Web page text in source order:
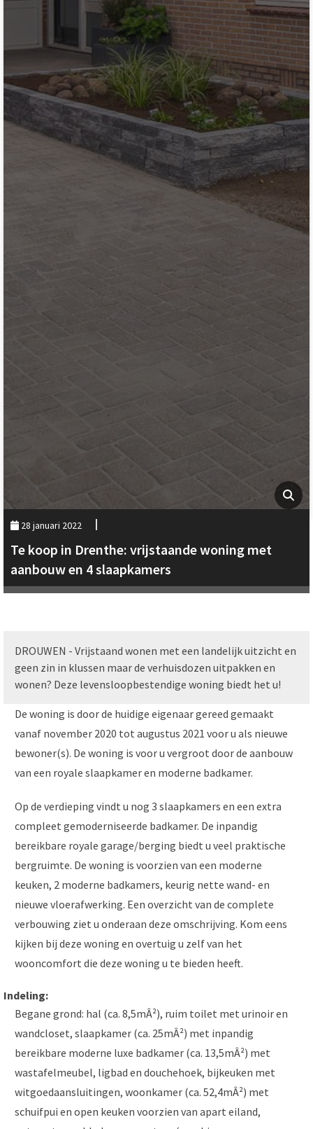
28 januari 2022
Te koop in Drenthe: vrijstaande woning met
aanbouw en 4 slaapkamers
DROUWEN - Vrijstaand wonen met een landelijk uitzicht en
geen zin in klussen maar de verhuisdozen uitpakken en
wonen? Deze levensloopbestendige woning biedt het u!
De woning is door de huidige eigenaar gereed gemaakt
vanaf november 2020 tot augustus 2021 voor u als nieuwe
bewoner(s). De woning is voor u vergroot door de aanbouw
van een royale slaapkamer en moderne badkamer.
Op de verdieping vindt u nog 3 slaapkamers en een extra
compleet gemoderniseerde badkamer. De inpandig
bereikbare royale garage/berging biedt u veel praktische
bergruimte. De woning is voorzien van een moderne
keuken, 2 moderne badkamers, keurig nette wand- en
nieuwe vloerafwerking. Een overzicht van de complete
verbouwing ziet u onderaan deze omschrijving. Kom eens
kijken bij deze woning en overtuig u zelf van het
wooncomfort die deze woning u te bieden heeft.
Indeling:
Begane grond: hal (ca. 8,5mÂ²), ruim toilet met urinoir en
wandcloset, slaapkamer (ca. 25mÂ²) met inpandig
bereikbare moderne luxe badkamer (ca. 13,5mÂ²) met
wastafelmeubel, ligbad en douchehoek, bijkeuken met
witgoedaansluitingen, woonkamer (ca. 52,4mÂ²) met
schuifpui en open keuken voorzien van apart eiland,